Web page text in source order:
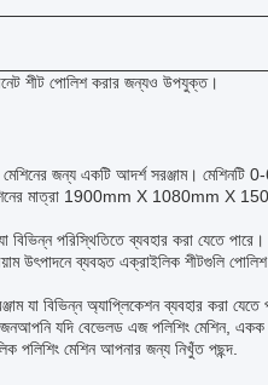
শীট পোলিশ করার জন্যও উপযুক্ত।
জন্য একটি আদর্শ সরঞ্জাম।
মাত্রা 1900mm X 1080mm X
পরিস্থিতিতে ব্যবহার করা যেতে
উৎপাদনে ব্যবহৃত এক্রাইলিক শীটগুলি
যা বিভিন্ন অ্যাপ্লিকেশন ব্যবহার করা
যদি বেভেলড এজ পলিশিং মেশিন,
পলিশিং মেশিন আপনার জন্য নিখুঁত পছন্দ.